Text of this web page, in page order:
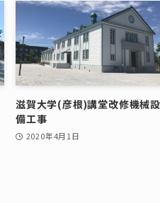
滋賀大学(彦根)講堂改修機械設
備工事
2020年4月1日